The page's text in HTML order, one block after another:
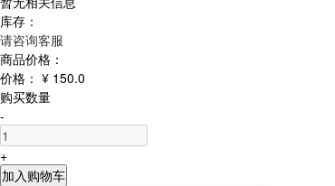
库存：
请咨询客服
商品价格：
价格： ¥ 150.0
购买数量
-
+
加入购物车